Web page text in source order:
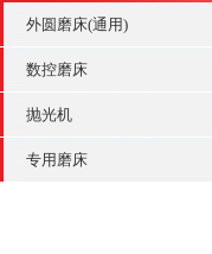
外圆磨床(通用)
数控磨床
抛光机
专用磨床